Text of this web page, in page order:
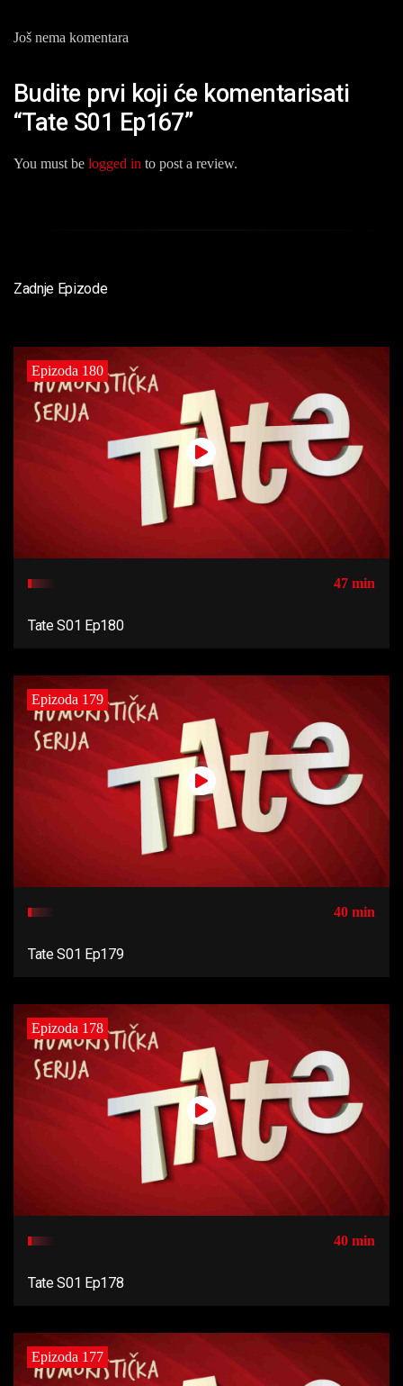
Još nema komentara
Budite prvi koji će komentarisati
“Tate S01 Ep167”
You must be logged in to post a review.
Zadnje Epizode
Epizoda 180
47 min
Tate S01 Ep180
Epizoda 179
40 min
Tate S01 Ep179
Epizoda 178
40 min
Tate S01 Ep178
Epizoda 177